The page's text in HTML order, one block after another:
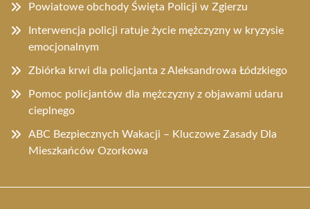
Powiatowe obchody Święta Policji w Zgierzu
Interwencja policji ratuje życie mężczyzny w kryzysie
emocjonalnym
Zbiórka krwi dla policjanta z Aleksandrowa Łódzkiego
Pomoc policjantów dla mężczyzny z objawami udaru
cieplnego
ABC Bezpiecznych Wakacji – Kluczowe Zasady Dla
Mieszkańców Ozorkowa